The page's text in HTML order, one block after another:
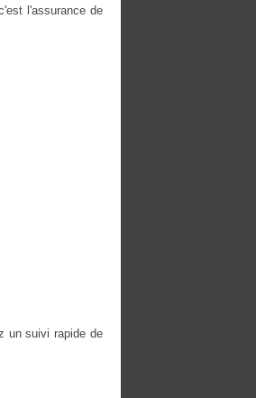
l'assurance de
un suivi rapide de